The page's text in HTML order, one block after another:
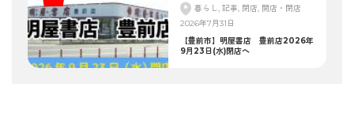
暮らし, 記事, 閉店, 開店・閉店
2026年7月31日
【豊前市】明屋書店 豊前店2026年
9月23日(水)閉店へ